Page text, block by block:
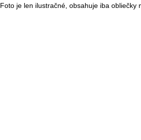
Foto je len ilustračné, obsahuje iba obliečky